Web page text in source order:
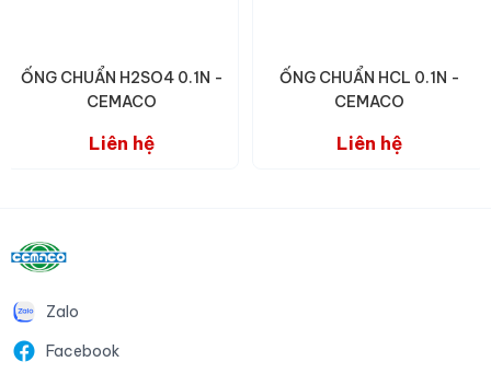
ỐNG CHUẨN H2SO4 0.1N -
CEMACO
Liên hệ
ỐNG CHUẨN HCL 0.1N -
CEMACO
Liên hệ
Zalo
Facebook